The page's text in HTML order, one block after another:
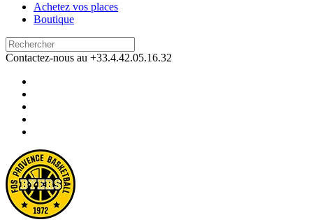
Achetez vos places
Boutique
Contactez-nous au +33.4.42.05.16.32